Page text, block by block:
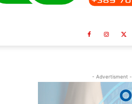
- Advertisment -